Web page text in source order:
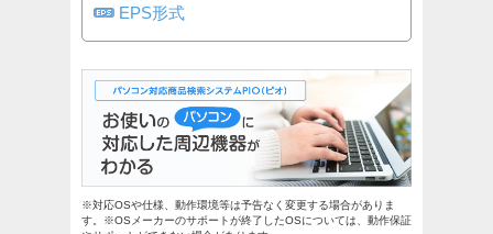
EPS形式
※対応OSや仕様、動作環境等は予告なく変更する場合がありま
す。※OSメーカーのサポートが終了したOSについては、動作保証